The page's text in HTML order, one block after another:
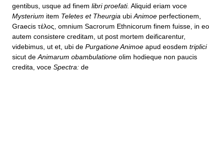
gentibus, usque ad finem libri proefati. Aliquid eriam voce
Mysterium item Teletes et Theurgia ubi Animoe perfectionem,
Graecis τέλος, omnium Sacrorum Ethnicorum finem fuisse, in eo
autem consistere creditam, ut post mortem deificarentur,
videbimus, ut et, ubi de Purgatione Animoe apud eosdem triplici
sicut de Animarum obambulatione olim hodieque non paucis
credita, voce Spectra: de